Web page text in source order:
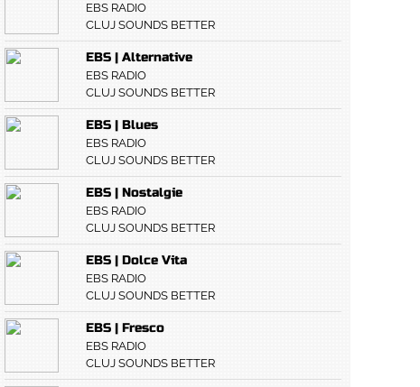
EBS RADIO
CLUJ SOUNDS BETTER
EBS | Alternative
EBS RADIO
CLUJ SOUNDS BETTER
EBS | Blues
EBS RADIO
CLUJ SOUNDS BETTER
EBS | Nostalgie
EBS RADIO
CLUJ SOUNDS BETTER
EBS | Dolce Vita
EBS RADIO
CLUJ SOUNDS BETTER
EBS | Fresco
EBS RADIO
CLUJ SOUNDS BETTER